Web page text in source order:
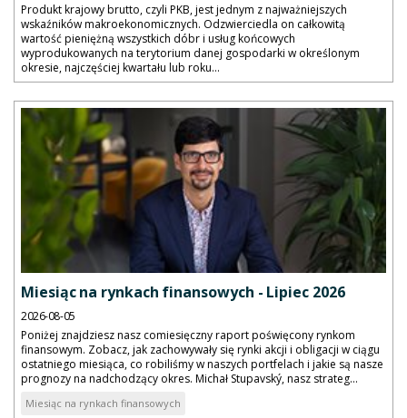
Produkt krajowy brutto, czyli PKB, jest jednym z najważniejszych
wskaźników makroekonomicznych. Odzwierciedla on całkowitą
wartość pieniężną wszystkich dóbr i usług końcowych
wyprodukowanych na terytorium danej gospodarki w określonym
okresie, najczęściej kwartału lub roku...
Miesiąc na rynkach finansowych - Lipiec 2026
2026-08-05
Poniżej znajdziesz nasz comiesięczny raport poświęcony rynkom
finansowym. Zobacz, jak zachowywały się rynki akcji i obligacji w ciągu
ostatniego miesiąca, co robiliśmy w naszych portfelach i jakie są nasze
prognozy na nadchodzący okres. Michał Stupavský, nasz strateg...
Miesiąc na rynkach finansowych